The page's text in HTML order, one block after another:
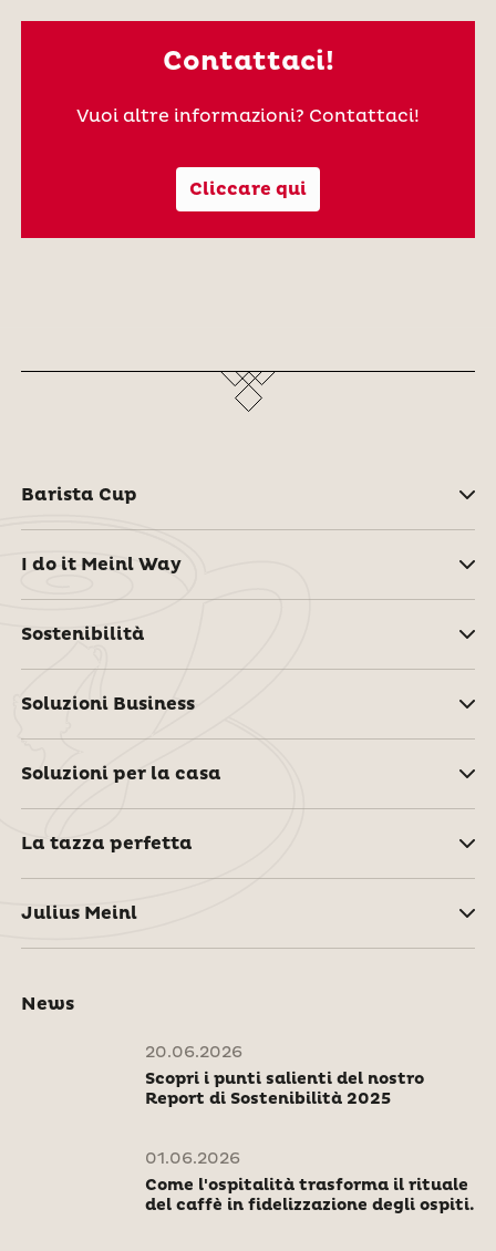
Contattaci!
Vuoi altre informazioni? Contattaci!
Cliccare qui
Barista Cup
I do it Meinl Way
Sostenibilità
Soluzioni Business
Soluzioni per la casa
La tazza perfetta
Julius Meinl
News
20.06.2026
Scopri i punti salienti del nostro
Report di Sostenibilità 2025
01.06.2026
Come l'ospitalità trasforma il rituale
del caffè in fidelizzazione degli ospiti.